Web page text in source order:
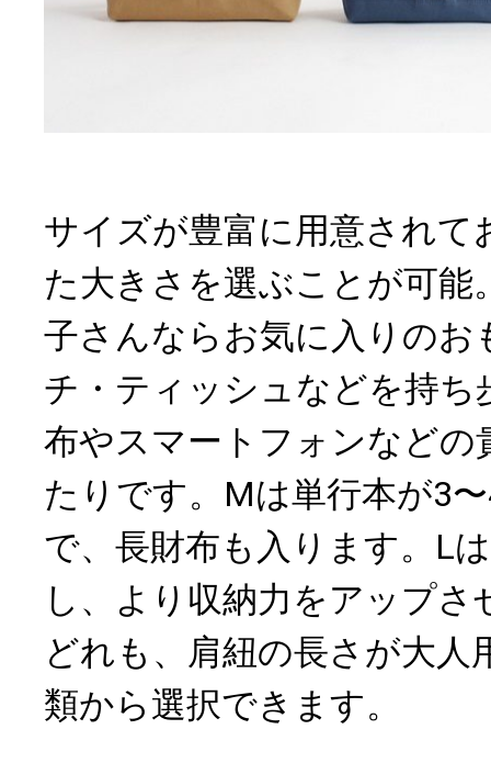
サイズが豊富に用意されて
た大きさを選ぶことが可能
子さんならお気に入りのお
チ・ティッシュなどを持ち
布やスマートフォンなどの
たりです。Mは単行本が3
で、長財布も入ります。L
し、より収納力をアップさ
どれも、肩紐の長さが大人
類から選択できます。